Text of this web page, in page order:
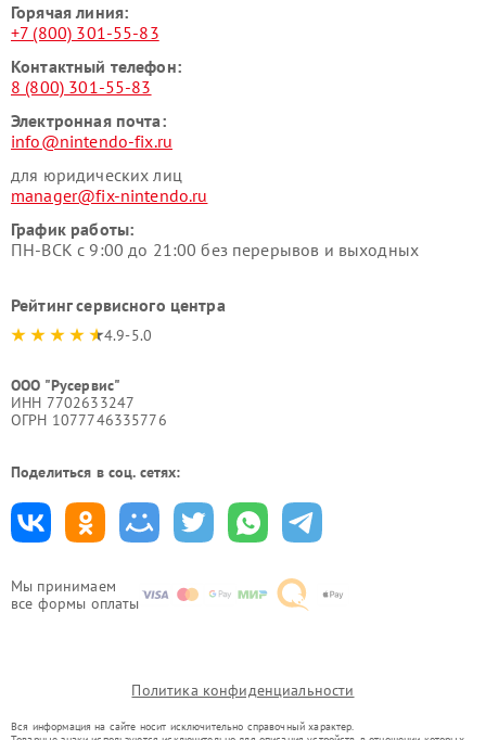
Мы принимаем
все формы оплаты
Горячая линия:
+7 (800) 301-55-83
Контактный телефон:
8 (800) 301-55-83
Электронная почта:
info@nintendo-fix.ru
для юридических лиц
manager@fix-nintendo.ru
График работы:
ПН-ВСК с 9:00 до 21:00 без перерывов и выходных
Рейтинг сервисного центра
4.9-5.0
ООО "Русервис"
ИНН 7702633247
ОГРН 1077746335776
Поделиться в соц. сетях:
Политика конфиденциальности
Вся информация на сайте носит исключительно справочный характер.